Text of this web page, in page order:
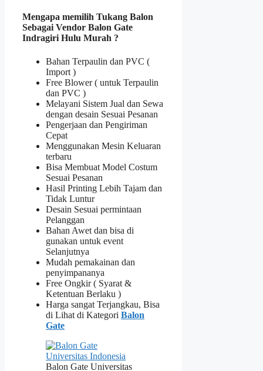
Mengapa memilih Tukang Balon
Sebagai Vendor Balon Gate
Indragiri Hulu Murah ?
Bahan Terpaulin dan PVC (
Import )
Free Blower ( untuk Terpaulin
dan PVC )
Melayani Sistem Jual dan Sewa
dengan desain Sesuai Pesanan
Pengerjaan dan Pengiriman
Cepat
Menggunakan Mesin Keluaran
terbaru
Bisa Membuat Model Costum
Sesuai Pesanan
Hasil Printing Lebih Tajam dan
Tidak Luntur
Desain Sesuai permintaan
Pelanggan
Bahan Awet dan bisa di
gunakan untuk event
Selanjutnya
Mudah pemakainan dan
penyimpananya
Free Ongkir ( Syarat &
Ketentuan Berlaku )
Harga sangat Terjangkau, Bisa
di Lihat di Kategori Balon
Gate
Balon Gate Universitas